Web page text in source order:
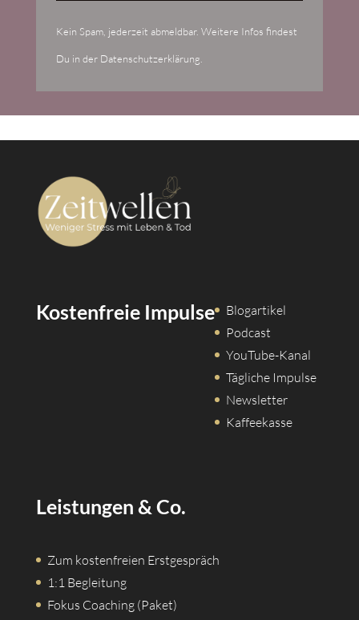
Kein Spam, jederzeit abmeldbar. Weitere Infos findest
Du in der Datenschutzerklärung.
Kostenfreie Impulse
Blogartikel
Podcast
YouTube-Kanal
Tägliche Impulse
Newsletter
Kaffeekasse
Leistungen & Co.
Zum kostenfreien Erstgespräch
1:1 Begleitung
Fokus Coaching (Paket)